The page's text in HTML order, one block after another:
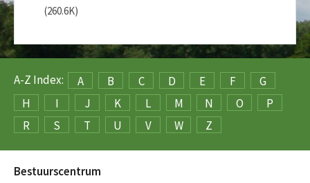
(260.6K)
A-Z Index: A B C D E F
G
H
I J K L M N O
P
R
S T U V W Z
Bestuurscentrum